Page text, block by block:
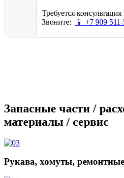
Требуется консультация
Звоните:
📱 +7 909
Запасные части /
материалы / сервис
Рукава, хомуты,